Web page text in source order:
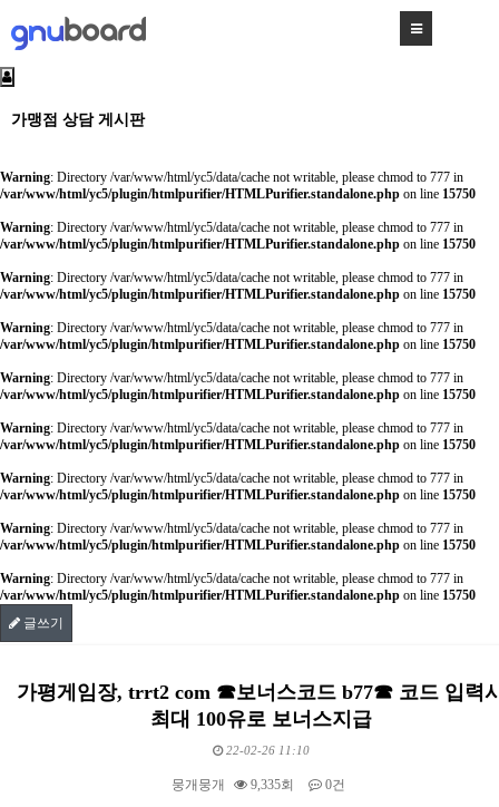
가맹점 상담 게시판
Warning: Directory /var/www/html/yc5/data/cache not writable, please chmod to 777 in
/var/www/html/yc5/plugin/htmlpurifier/HTMLPurifier.standalone.php on line 15750
Warning: Directory /var/www/html/yc5/data/cache not writable, please chmod to 777 in
/var/www/html/yc5/plugin/htmlpurifier/HTMLPurifier.standalone.php on line 15750
Warning: Directory /var/www/html/yc5/data/cache not writable, please chmod to 777 in
/var/www/html/yc5/plugin/htmlpurifier/HTMLPurifier.standalone.php on line 15750
Warning: Directory /var/www/html/yc5/data/cache not writable, please chmod to 777 in
/var/www/html/yc5/plugin/htmlpurifier/HTMLPurifier.standalone.php on line 15750
Warning: Directory /var/www/html/yc5/data/cache not writable, please chmod to 777 in
/var/www/html/yc5/plugin/htmlpurifier/HTMLPurifier.standalone.php on line 15750
Warning: Directory /var/www/html/yc5/data/cache not writable, please chmod to 777 in
/var/www/html/yc5/plugin/htmlpurifier/HTMLPurifier.standalone.php on line 15750
Warning: Directory /var/www/html/yc5/data/cache not writable, please chmod to 777 in
/var/www/html/yc5/plugin/htmlpurifier/HTMLPurifier.standalone.php on line 15750
Warning: Directory /var/www/html/yc5/data/cache not writable, please chmod to 777 in
/var/www/html/yc5/plugin/htmlpurifier/HTMLPurifier.standalone.php on line 15750
Warning: Directory /var/www/html/yc5/data/cache not writable, please chmod to 777 in
/var/www/html/yc5/plugin/htmlpurifier/HTMLPurifier.standalone.php on line 15750
글쓰기
가평게임장, trrt2 com ☎보너스코드 b77☎ 코드 입력
최대 100유로 보너스지급
22-02-26 11:10
뭉개뭉개 9,335회 0건